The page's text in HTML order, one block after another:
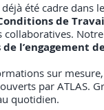
été cadre dans
de
collaboratives.
l’engagement
sur
par ATLAS.
quotidien.